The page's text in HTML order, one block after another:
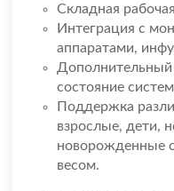
Складная
Интеграция с
аппаратами,
состояние
Поддержка
взрослые, дети,
новорожденные
весом.